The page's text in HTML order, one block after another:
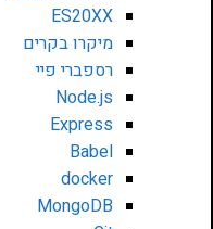
ES20XX
מיקרו בקרים
רספברי פיי
Node.js
Express
Babel
docker
MongoDB